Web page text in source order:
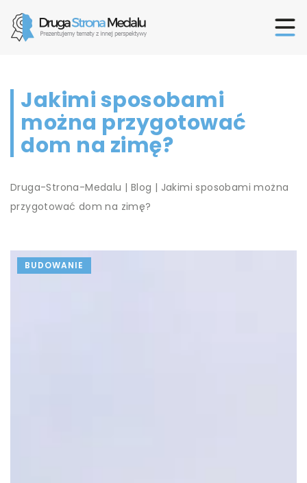
Jakimi sposobami
można przygotować
dom na zimę?
Druga-Strona-Medalu | Blog | Jakimi sposobami można
przygotować dom na zimę?
BUDOWANIE